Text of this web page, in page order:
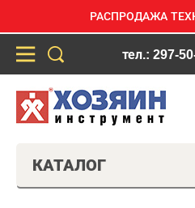
РАСПРОДАЖА
тел.: 297-
КАТАЛОГ